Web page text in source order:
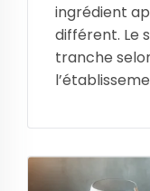
ingrédient
différent. Le
tranche